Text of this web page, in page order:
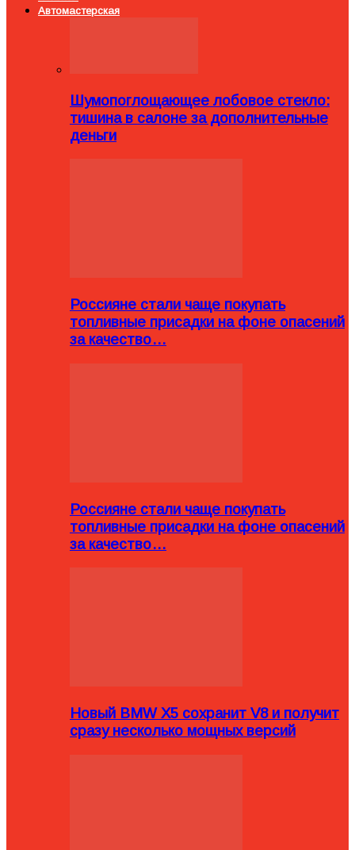
Автомастерская
Шумопоглощающее лобовое стекло:
тишина в салоне за дополнительные
деньги
Россияне стали чаще покупать
топливные присадки на фоне опасений
за качество…
Россияне стали чаще покупать
топливные присадки на фоне опасений
за качество…
Новый BMW X5 сохранит V8 и получит
сразу несколько мощных версий